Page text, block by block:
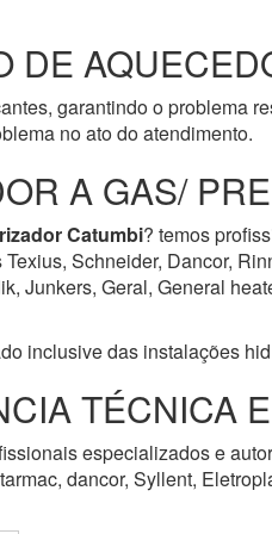
DE
garantindo o problema
no ato do atendimento.
A GAS/
Catumbi? temos
Schneider, Dancor,
Junkers, Geral, General
inclusive das instalações
TÉCNICA
especializados e
dancor, Syllent,